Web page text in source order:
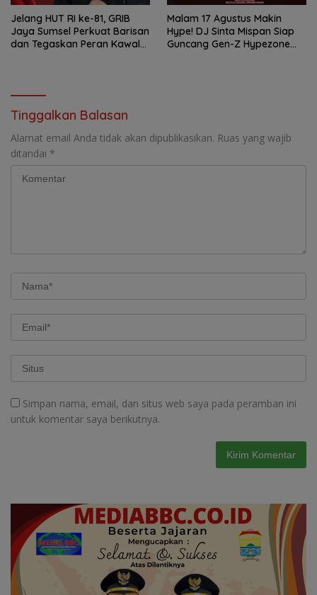
Jelang HUT RI ke-81, GRIB
Jaya Sumsel Perkuat Barisan
dan Tegaskan Peran Kawal
Malam 17 Agustus Makin
Hype! DJ Sinta Mispan Siap
Guncang Gen-Z Hypezone
Tinggalkan Balasan
Alamat email Anda tidak akan dipublikasikan. Ruas yang wajib
ditandai *
Simpan nama, email, dan situs web saya pada peramban ini
untuk komentar saya berikutnya.